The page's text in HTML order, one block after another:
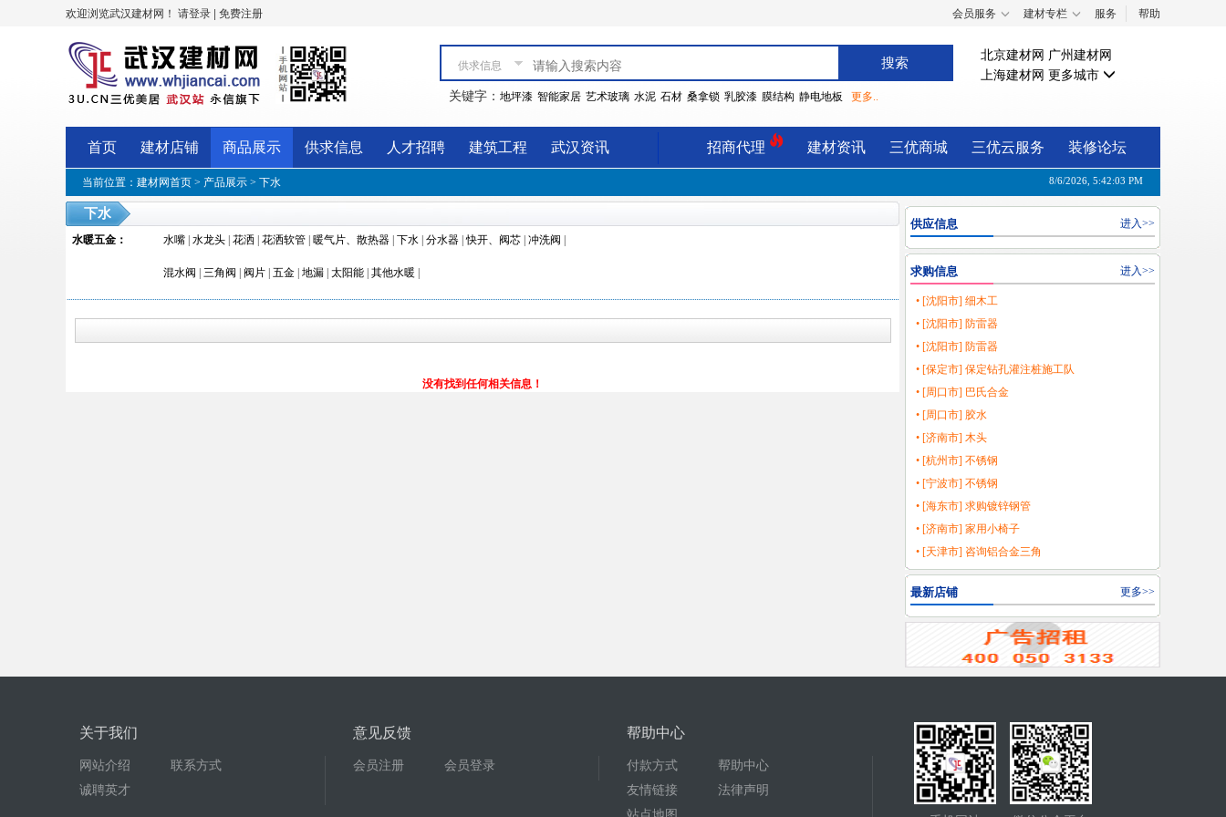
欢迎浏览武汉建材网！ 请登录 | 免费注册 会员服务 建材专栏 服务 帮助
供求信息
关键字： 地坪漆 智能家居 艺术玻璃 水泥 石材 桑拿锁 乳胶漆 膜结构 静电地板 更多..
北京建材网 广州建材网
上海建材网 更多城市
首页 建材店铺 商品展示 供求信息 人才招聘 建筑工程 武汉资讯 招商代理 建材资讯 三优商城 三优云服务 装修论坛
当前位置： 建材网首页 > 产品展示 > 下水 8/6/2026, 5:42:03 PM
下水
水暖五金 ： 水嘴 水龙头 花洒 花洒软管 暖气片、散热器 下水 分水器 |快开、阀芯 冲洗阀
混水阀 三角阀 阀片 五金 地漏 太阳能 其他水暖
没有找到任何相关信息！
供应信息 进入>>
求购信息 进入>>
• [沈阳市] 细木工
• [沈阳市] 防雷器
• [沈阳市] 防雷器
• [保定市] 保定钻孔灌注桩施工队
• [周口市] 巴氏合金
• [周口市] 胶水
• [济南市] 木头
• [杭州市] 不锈钢
• [宁波市] 不锈钢
• [海东市] 求购镀锌钢管
• [济南市] 家用小椅子
• [天津市] 咨询铝合金三角
最新店铺 更多>>
关于我们
网站介绍
联系方式
诚聘英才
意见反馈
会员注册 会员登录
帮助中心
付款方式
帮助中心
友情链接
法律声明